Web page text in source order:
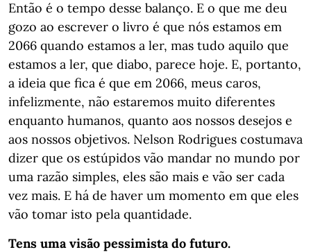
Então é o tempo desse balanço. E o que me deu
gozo ao escrever o livro é que nós estamos em
2066 quando estamos a ler, mas tudo aquilo que
estamos a ler, que diabo, parece hoje. E, portanto,
a ideia que fica é que em 2066, meus caros,
infelizmente, não estaremos muito diferentes
enquanto humanos, quanto aos nossos desejos e
aos nossos objetivos. Nelson Rodrigues costumava
dizer que os estúpidos vão mandar no mundo por
uma razão simples, eles são mais e vão ser cada
vez mais. E há de haver um momento em que eles
vão tomar isto pela quantidade.
Tens uma visão pessimista do futuro.